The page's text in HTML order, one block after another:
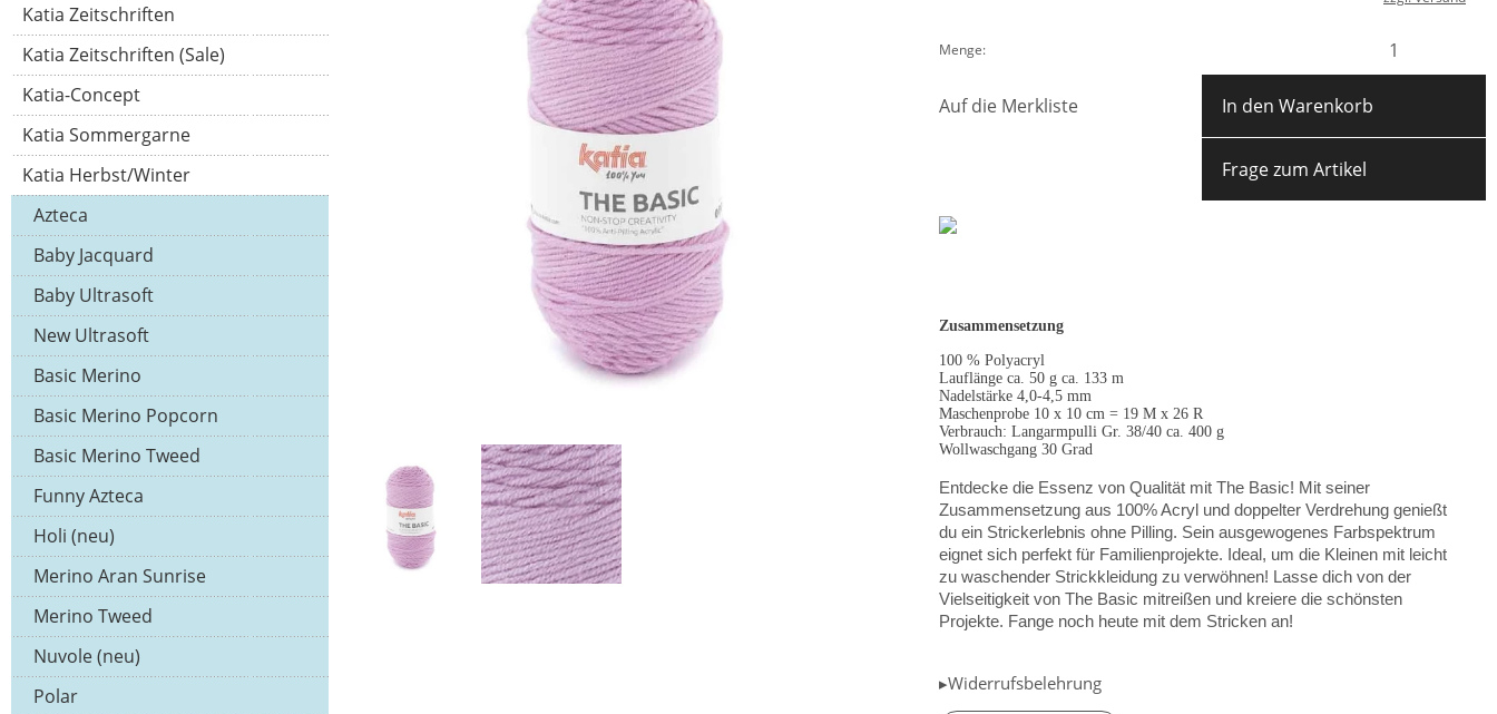
Katia Zeitschriften
Katia Zeitschriften (Sale)
Katia-Concept
Katia Sommergarne
Katia Herbst/Winter
Azteca
Baby Jacquard
Baby Ultrasoft
New Ultrasoft
Basic Merino
Basic Merino Popcorn
Basic Merino Tweed
Funny Azteca
Holi (neu)
Merino Aran Sunrise
Merino Tweed
Nuvole (neu)
Polar
Menge:
Auf die Merkliste In den Warenkorb
Frage zum Artikel
Zusammensetzung
100 % Polyacryl
Lauflänge ca. 50 g ca. 133 m
Nadelstärke 4,0-4,5 mm
Maschenprobe 10 x 10 cm = 19 M x 26 R
Verbrauch: Langarmpulli Gr. 38/40 ca. 400 g
Wollwaschgang 30 Grad
Entdecke die Essenz von Qualität mit The Basic! Mit seiner
Zusammensetzung aus 100% Acryl und doppelter Verdrehung genießt
du ein Strickerlebnis ohne Pilling. Sein ausgewogenes Farbspektrum
eignet sich perfekt für Familienprojekte. Ideal, um die Kleinen mit leicht
zu waschender Strickkleidung zu verwöhnen! Lasse dich von der
Vielseitigkeit von The Basic mitreißen und kreiere die schönsten
Projekte. Fange noch heute mit dem Stricken an!
▸Widerrufsbelehrung